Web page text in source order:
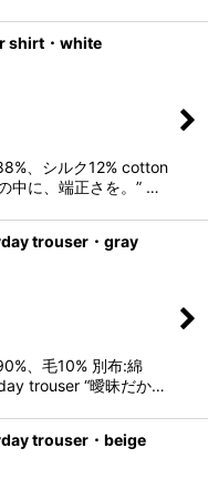
shirt・white
、シルク12% cotton
中に、端正さを。” …
trouser・gray
、毛10% 別布:綿
trouser “曖昧だか…
trouser・beige